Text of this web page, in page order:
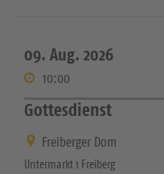
09. Aug. 2026
10:00
Gottesdienst
Freiberger Dom
Untermarkt 1 Freiberg